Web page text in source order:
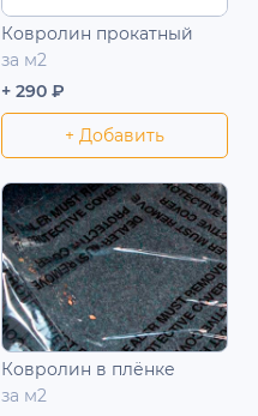
Ковролин прокатный
за м2
+ 290 ₽
+ Добавить
Ковролин в плёнке
за м2